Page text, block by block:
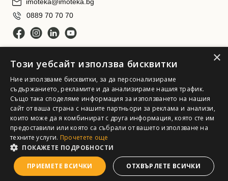
imoteka@imoteka.bg
0889 70 70 70
Имотека АД. Всички права запазени
×
Този уебсайт използва бисквитки
Ние използваме бисквитки, за да персонализираме
съдържанието, рекламите и да анализираме нашия трафик.
Също така споделяме информация за използването на нашия
сайт от ваша страна с нашите партньори за реклама и анализи,
които може да я комбинират с друга информация, която сте им
предоставили или която са събрали от вашето използване на
техните услуги. Прочетете още
ПОКАЖЕТЕ ПОДРОБНОСТИ
ПРИЕМЕТЕ ВСИЧКИ ОТХВЪРЛЕТЕ ВСИЧКИ